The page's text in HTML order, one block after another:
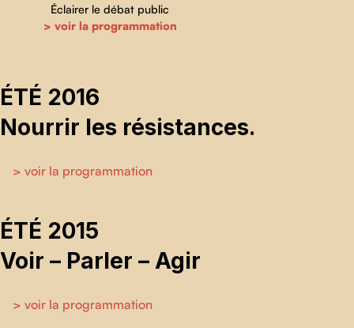
Éclairer le débat public
> voir la programmation
ÉTÉ 2016
Nourrir les résistances.
> voir la programmation
ÉTÉ 2015
Voir – Parler – Agir
> voir la programmation